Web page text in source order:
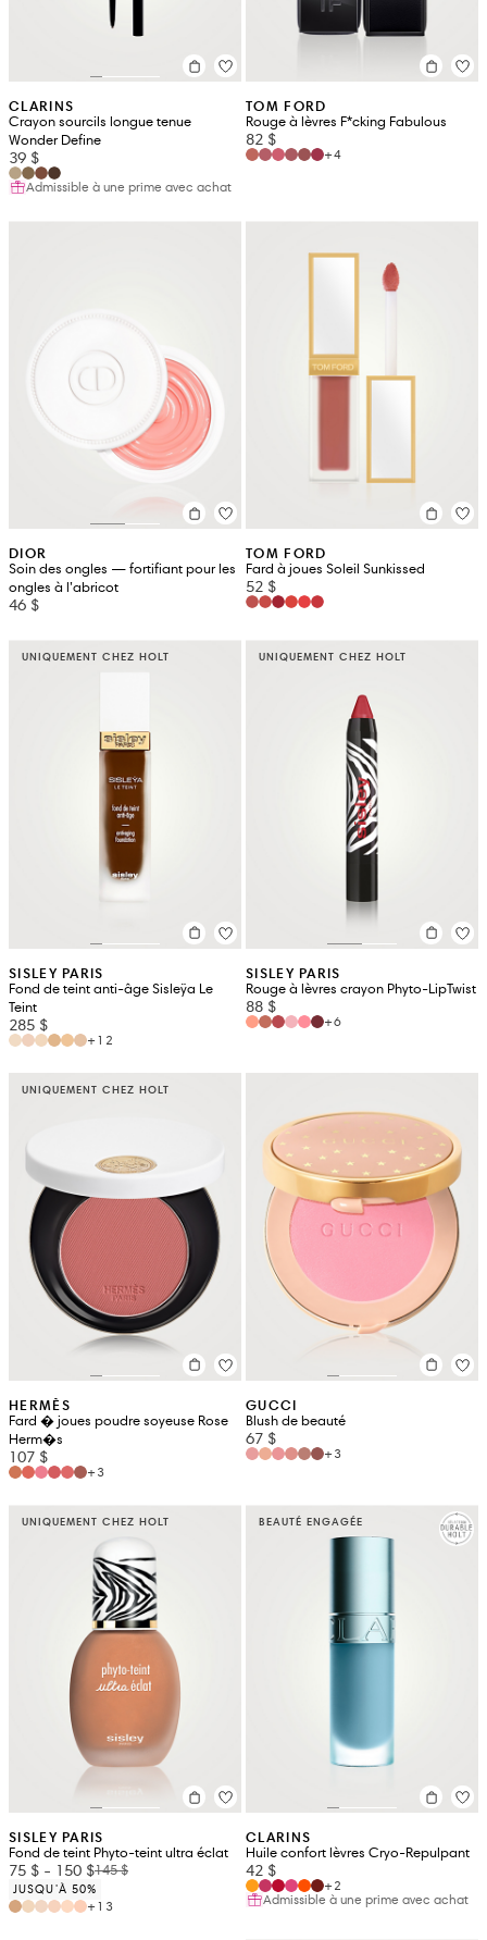
CLARINS
Crayon sourcils longue tenue
Wonder Define
39 $
Admissible à une prime avec achat
TOM FORD
Rouge à lèvres F*cking Fabulous
82 $
+4
DIOR
Soin des ongles — fortifiant pour les
ongles à l’abricot
46 $
TOM FORD
Fard à joues Soleil Sunkissed
52 $
UNIQUEMENT CHEZ HOLT
SISLEY PARIS
Fond de teint anti-âge Sisleÿa Le
Teint
285 $
+12
UNIQUEMENT CHEZ HOLT
SISLEY PARIS
Rouge à lèvres crayon Phyto-LipTwist
88 $
+6
UNIQUEMENT CHEZ HOLT
HERMÈS
Fard � joues poudre soyeuse Rose
Herm�s
107 $
+3
GUCCI
Blush de beauté
67 $
+3
UNIQUEMENT CHEZ HOLT
SISLEY PARIS
Fond de teint Phyto-teint ultra éclat
75 $ - 150 $145 $
JUSQU'À 50%
+13
BEAUTÉ ENGAGÉE
CLARINS
Huile confort lèvres Cryo-Repulpant
42 $
+2
Admissible à une prime avec achat